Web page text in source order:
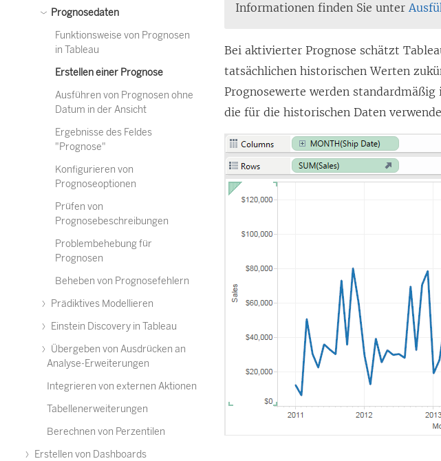
Prognosedaten
Funktionsweise von Prognosen
in Tableau
Erstellen einer Prognose
Ausführen von Prognosen ohne
Datum in der Ansicht
Ergebnisse des Feldes
"Prognose"
Konfigurieren von
Prognoseoptionen
Prüfen von
Prognosebeschreibungen
Problembehebung für
Prognosen
Beheben von Prognosefehlern
Prädiktives Modellieren
Einstein Discovery in Tableau
Übergeben von Ausdrücken an
Analyse-Erweiterungen
Integrieren von externen Aktionen
Tabellenerweiterungen
Berechnen von Perzentilen
Erstellen von Dashboards
Informationen finden Sie unter
Bei aktivierter Prognose schätzt
tatsächlichen historischen Werten
Prognosewerte werden
die für die historischen Daten